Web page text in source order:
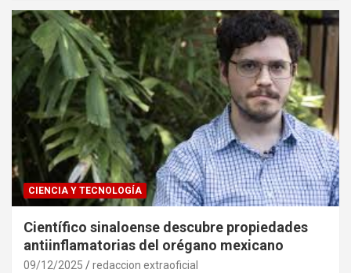
CIENCIA Y TECNOLOGÍA
Científico sinaloense descubre propiedades
antiinflamatorias del orégano mexicano
09/12/2025 redaccion extraoficial